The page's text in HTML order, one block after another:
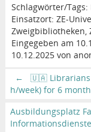
Schlagwörter/Tags:
Einsatzort: ZE-
Zweigbibliotheken,
Eingegeben am
10.12.2025 von
←
🇺🇦 Librarians
h/week) for 6
Ausbildungsplatz